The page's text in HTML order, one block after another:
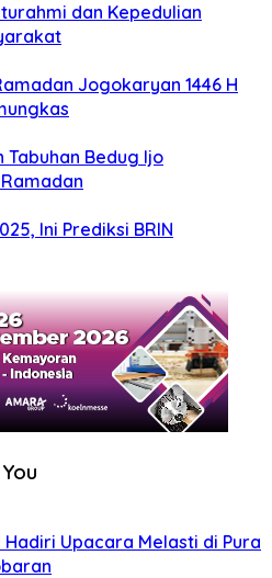
dan Kepedulian
Jogokaryan 1446 H
Bedug Ijo
Ini Prediksi BRIN
Upacara Melasti di Pura